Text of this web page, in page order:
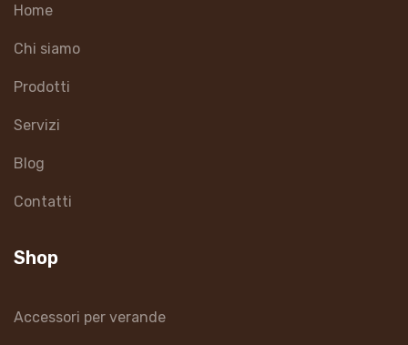
Home
Chi siamo
Prodotti
Servizi
Blog
Contatti
Shop
Accessori per verande